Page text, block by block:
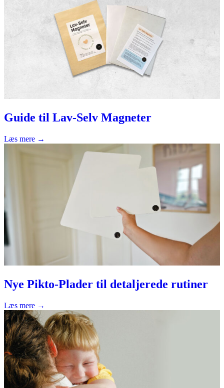
Guide til Lav-Selv Magneter
Læs mere →
Nye Pikto-Plader til detaljerede rutiner
Læs mere →